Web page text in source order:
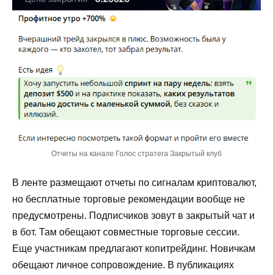
Отчеты на канале Голос стратега Закрытый клуб
В ленте размещают отчеты по сигналам криптовалют,
но бесплатные торговые рекомендации вообще не
предусмотрены. Подписчиков зовут в закрытый чат и
в бот. Там обещают совместные торговые сессии.
Еще участникам предлагают копитрейдинг. Новичкам
обещают личное сопровождение. В публикациях